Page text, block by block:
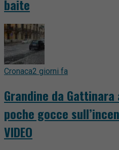
baite
Cronaca2 giorni fa
Grandine da
poche gocce
VIDEO